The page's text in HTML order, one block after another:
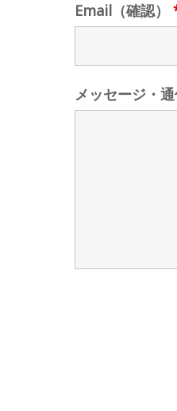
Email（確認）
メッセージ・